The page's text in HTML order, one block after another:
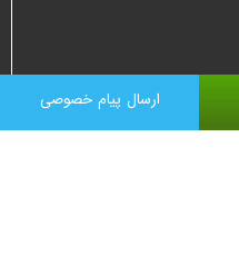
ارسال پیام خصوصی